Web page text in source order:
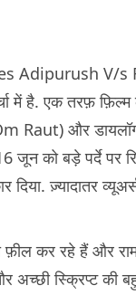
Adipurush V/s
में है. एक तरफ़
Raut) और
को बड़े पर्दे पर
दिया. ज़्यादातर
कर रहे हैं और
अच्छी स्क्रिप्ट की